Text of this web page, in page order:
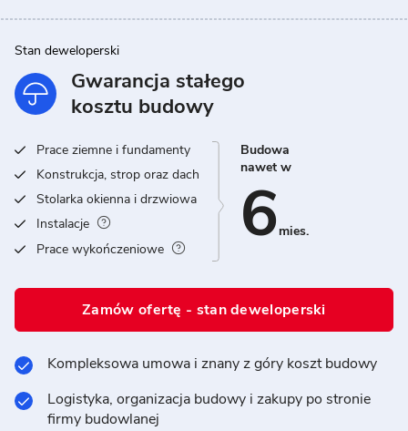
Stan deweloperski
Gwarancja stałego
kosztu budowy
Prace ziemne i fundamenty
Konstrukcja, strop oraz dach
Stolarka okienna i drzwiowa
Instalacje
Prace wykończeniowe
Budowa
nawet w
6 mies.
Zamów ofertę - stan deweloperski
Kompleksowa umowa i znany z góry koszt budowy
Logistyka, organizacja budowy i zakupy po stronie
firmy budowlanej